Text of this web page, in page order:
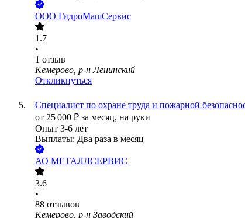
ООО ГидроМашСервис
1.7
•
1 отзыв
Кемерово, р-н Ленинский
Откликнуться
Специалист по охране труда и пожарной
от 25 000 ₽ за месяц, на руки
Опыт 3-6 лет
Выплаты: Два раза в месяц
АО МЕТАЛЛСЕРВИС
3.6
•
88 отзывов
Кемерово, р-н Заводский